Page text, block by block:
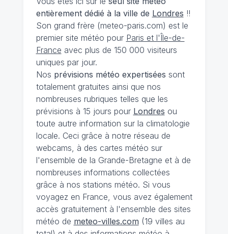
entièrement dédié à la ville de Londres !!
Son grand frère (meteo-paris.com) est le
premier site météo pour Paris et l'Île-de-
France avec plus de 150 000 visiteurs
uniques par jour.
Nos prévisions météo expertisées sont
totalement gratuites ainsi que nos
nombreuses rubriques telles que les
prévisions à 15 jours pour Londres ou
toute autre information sur la climatologie
locale. Ceci grâce à notre réseau de
webcams, à des cartes météo sur
l'ensemble de la Grande-Bretagne et à de
nombreuses informations collectées
grâce à nos stations météo. Si vous
voyagez en France, vous avez également
accès gratuitement à l'ensemble des sites
météo de meteo-villes.com (19 villes au